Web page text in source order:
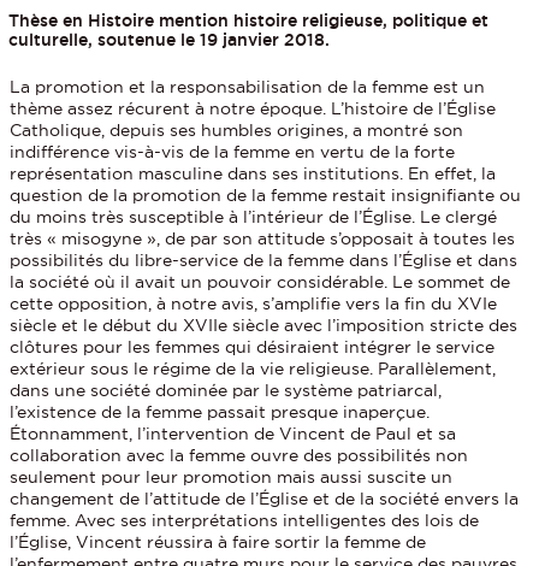
Thèse en Histoire mention histoire religieuse, politique et
culturelle, soutenue le 19 janvier 2018.
La promotion et la responsabilisation de la femme est un
thème assez récurent à notre époque. L’histoire de l’Église
Catholique, depuis ses humbles origines, a montré son
indifférence vis-à-vis de la femme en vertu de la forte
représentation masculine dans ses institutions. En effet, la
question de la promotion de la femme restait insignifiante ou
du moins très susceptible à l’intérieur de l’Église. Le clergé
très « misogyne », de par son attitude s’opposait à toutes les
possibilités du libre-service de la femme dans l’Église et dans
la société où il avait un pouvoir considérable. Le sommet de
cette opposition, à notre avis, s’amplifie vers la fin du XVIe
siècle et le début du XVIIe siècle avec l’imposition stricte des
clôtures pour les femmes qui désiraient intégrer le service
extérieur sous le régime de la vie religieuse. Parallèlement,
dans une société dominée par le système patriarcal,
l’existence de la femme passait presque inaperçue.
Étonnamment, l’intervention de Vincent de Paul et sa
collaboration avec la femme ouvre des possibilités non
seulement pour leur promotion mais aussi suscite un
changement de l’attitude de l’Église et de la société envers la
femme. Avec ses interprétations intelligentes des lois de
l’Église, Vincent réussira à faire sortir la femme de